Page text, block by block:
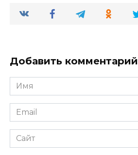
деньги
Добавить комментарий
Имя
*
Email
*
Сайт